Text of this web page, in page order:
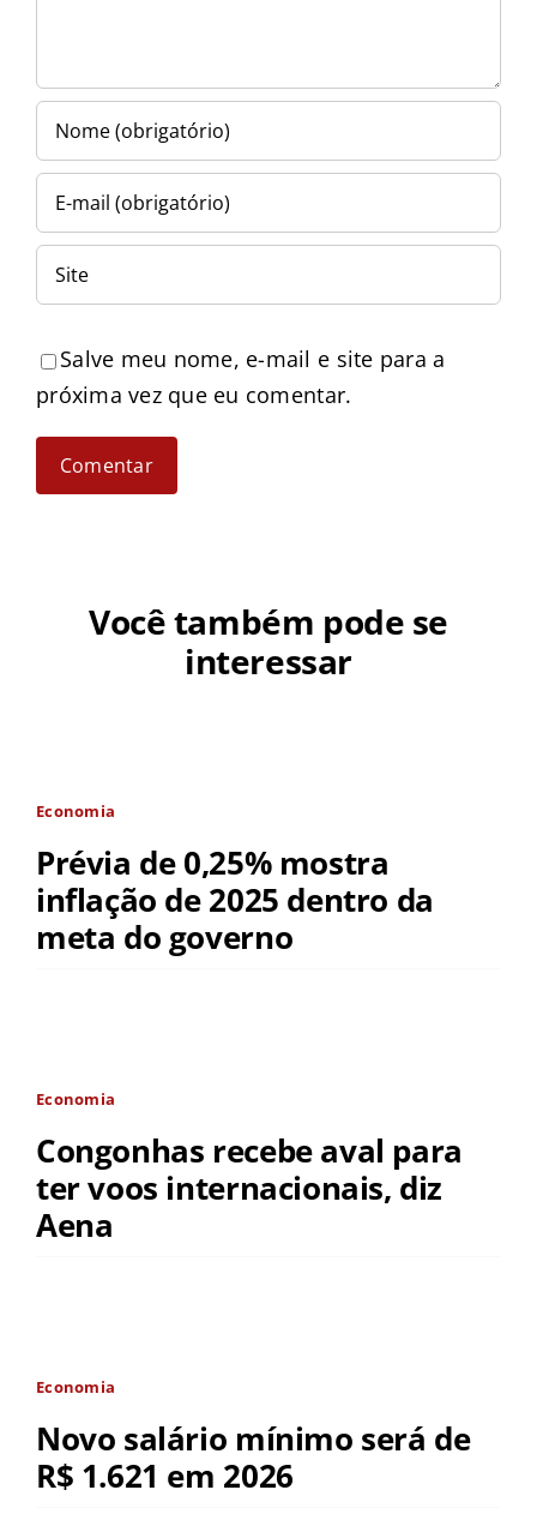
Salve meu nome, e-mail e site para a
próxima vez que eu comentar.
Você também pode se
interessar
Economia
Prévia de 0,25% mostra
inflação de 2025 dentro da
meta do governo
Economia
Congonhas recebe aval para
ter voos internacionais, diz
Aena
Economia
Novo salário mínimo será de
R$ 1.621 em 2026